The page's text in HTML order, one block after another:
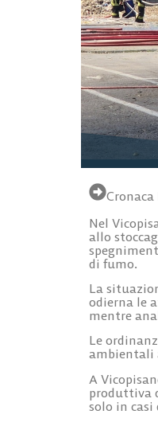
Cronaca
Nel
allo
di fumo.
La
odierna le
mentre
Le
ambientali
A
produttiva
solo in casi